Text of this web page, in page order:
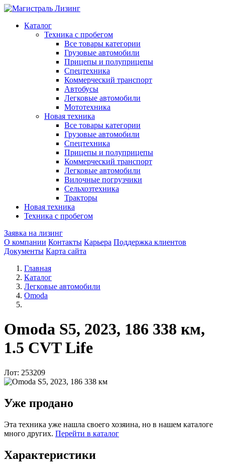
Каталог
Техника с пробегом
Все товары категории
Грузовые автомобили
Прицепы и полуприцепы
Спецтехника
Коммерческий транспорт
Автобусы
Легковые автомобили
Мототехника
Новая техника
Все товары категории
Грузовые автомобили
Спецтехника
Прицепы и полуприцепы
Коммерческий транспорт
Легковые автомобили
Вилочные погрузчики
Сельхозтехника
Тракторы
Новая техника
Техника с пробегом
Заявка на лизинг
О компании Контакты Карьера Поддержка клиентов
Документы Карта сайта
Главная
Каталог
Легковые автомобили
Omoda
Omoda S5, 2023, 186 338 км,
1.5 CVT Life
Лот: 253209
Уже продано
Эта техника уже нашла своего хозяина, но в нашем каталоге
много других. Перейти в каталог
Характеристики